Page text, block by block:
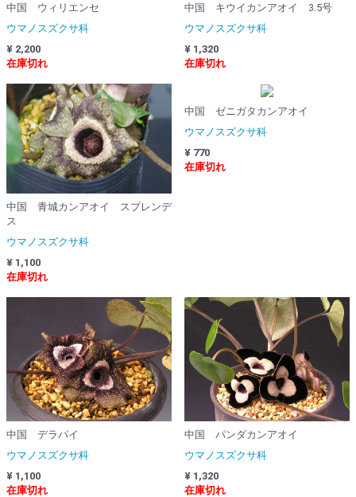
中国 ウィリエンセ
ウマノスズクサ科
¥ 2,200
在庫切れ
中国 キウイカンアオイ 3.5号
ウマノスズクサ科
¥ 1,320
在庫切れ
中国 青城カンアオイ スプレンデ
ス
ウマノスズクサ科
¥ 1,100
在庫切れ
中国 ゼニガタカンアオイ
ウマノスズクサ科
¥ 770
在庫切れ
中国 デラパイ
ウマノスズクサ科
¥ 1,100
在庫切れ
中国 パンダカンアオイ
ウマノスズクサ科
¥ 1,320
在庫切れ